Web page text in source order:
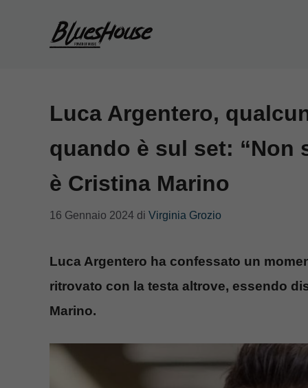
Luca Argentero,
quando è sul set: “Non
è Cristina Marino
16 Gennaio 2024 di Virginia Grozio
Luca Argentero ha confessato un
ritrovato con la testa altrove, essendo
Marino.